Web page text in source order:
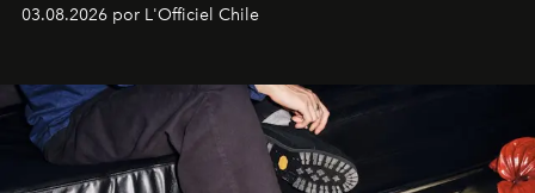
la asesora creativa y jefa de diseño global de la marca
y la filosofía detrás de la propuesta.
03.08.2026 por L'Officiel Chile